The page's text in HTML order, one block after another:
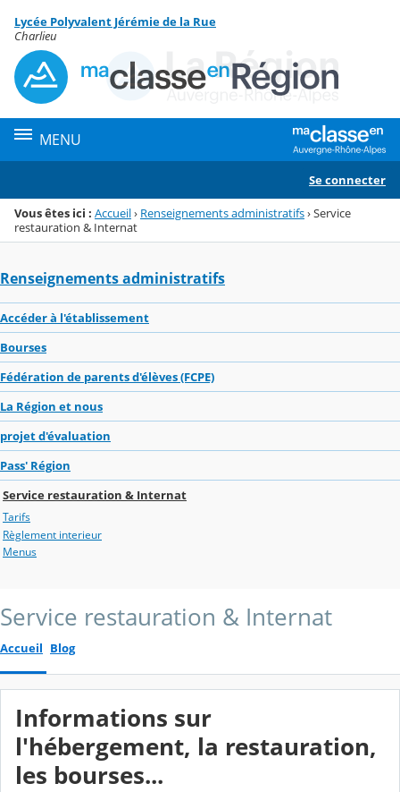
Menu de la rubrique
Contenu
Lycée Polyvalent Jérémie de la Rue
Charlieu
MENU
Se connecter
Vous êtes ici : Accueil› Renseignements administratifs›Service
restauration & Internat
Renseignements administratifs
Accéder à l'établissement
Bourses
Fédération de parents d'élèves (FCPE)
La Région et nous
projet d'évaluation
Pass' Région
Service restauration & Internat
Tarifs
Règlement interieur
Menus
Service restauration & Internat
Accueil Blog
Informations sur
l'hébergement, la restauration,
les bourses...